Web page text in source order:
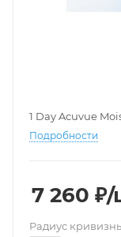
1 Day Acuvue
Подробности
7 260 ₽/
Pадиус